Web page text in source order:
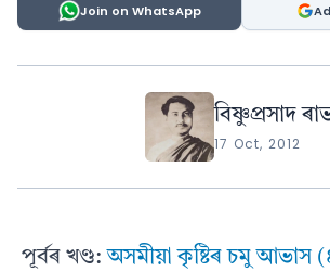
Join on WhatsApp
বিষ্ণুপ্ৰসাদ
17 Oct, 2012
পূৰ্বৰ খণ্ড: অসমীয়া কৃষ্টিৰ চমু আভাস